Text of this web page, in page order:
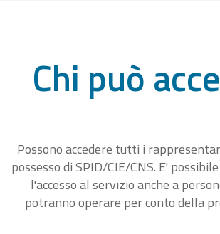
Chi può
Possono accedere tutti i
possesso di SPID/CIE/CNS. E'
l'accesso al servizio anche a
potranno operare per conto della